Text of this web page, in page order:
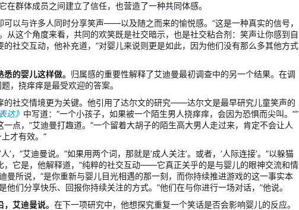
群体成员之间建立了信任，也营造了一种共同体感。
可以与许多人同时分享笑声——以及随之而来的愉悦感。”这是一种真实的信号，
从这个角度来看，共同的欢笑既是社交暗示，也是社交粘合剂：笑声让你感到自
社交互动，他补充道，”对婴儿来说则更是如此，因为他们没有那么多其他方式
的婴儿这样做。 归属感的重要性解释了艾迪曼最初调查中的另一个结果。在调
，挠痒痒是最受欢迎的答案。
的社交情境更为关键。他引用了达尔文的研究——达尔文是最早研究儿童笑声的
达》 中写道：”一个小孩子，如果被一个陌生男人挠痒痒，会因为恐惧而尖叫。””
点，”艾迪曼打趣道。”一个留着大胡子的陌生高大男人走过来，肯定不会让人
才有效。”
’，”艾迪曼说。”如果用两个词，那就是’成人关注’。或者，’人际连接’。”以躲猫
，它是，他解释道，”纯粹的社交互动——它真正关乎的是与婴儿的眼神交流和情
曼所说，”是你重新与婴儿目光相遇的那一刻，而你持续推进游戏的这一事实本
们分享快乐、回报你持续关注的方式。”他们在与你进行一场对话，”他说。
艾迪曼说。 在下一项研究中，他想探究重复一个笑话是否会影响婴儿的反应。